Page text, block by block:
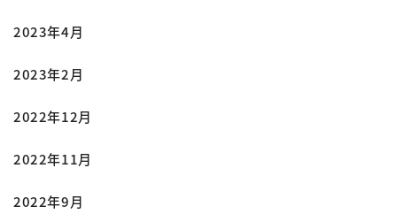
2023年4月
2023年2月
2022年12月
2022年11月
2022年9月